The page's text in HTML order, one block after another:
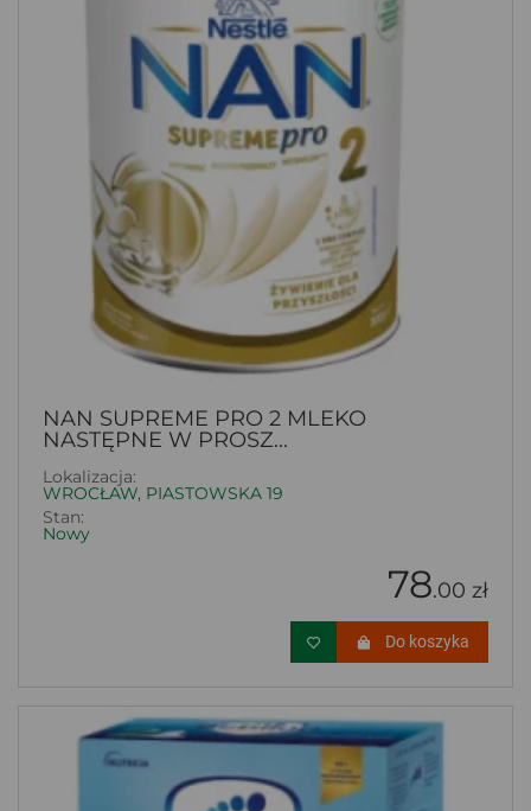
NAN SUPREME PRO 2 MLEKO
NASTĘPNE W PROSZ...
Lokalizacja:
WROCŁAW, PIASTOWSKA 19
Stan:
Nowy
78.00 zł
Do koszyka